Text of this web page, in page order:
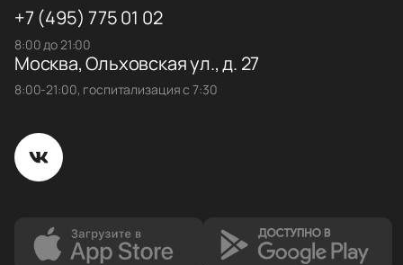
+7 (495) 775 01 02
8:00 до 21:00
Москва, Ольховская ул., д. 27
8:00-21:00, госпитализация с 7:30